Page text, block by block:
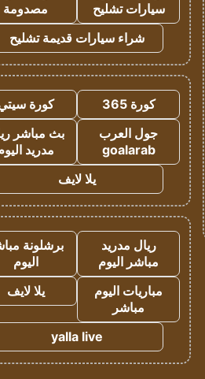
سيارات تشليح
مصدومة
شراء سيارات قديمة تشليح
كورة 365
كورة
جول العرب
goalarab
بث مباشر
مدريد
يلا لايف
ريال مدريد
مباشر اليوم
برشلونة
اليوم
مباريات اليوم
مباشر
يلا لايف
yalla live